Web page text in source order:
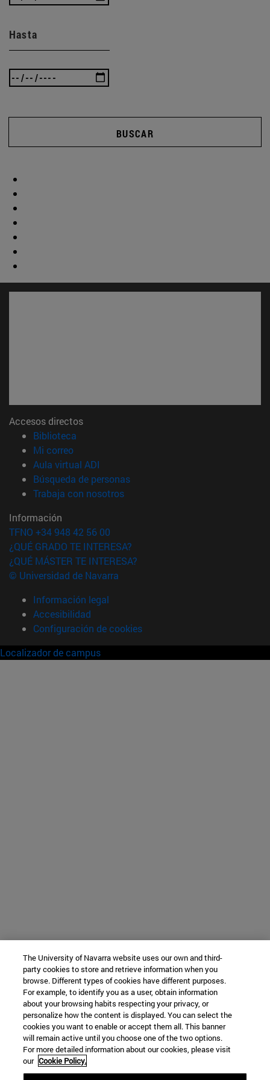
Hasta
BUSCAR
Accesos directos
Biblioteca
Mi correo(abre en nueva ventana)
Aula virtual ADI
Búsqueda de personas(abre en nueva ventana)
Trabaja con nosotros(abre en nueva ventana)
Información
TFNO +34 948 42 56 00
¿QUÉ GRADO TE INTERESA?
¿QUÉ MÁSTER TE INTERESA?
© Universidad de Navarra
Información legal
Accesibilidad
Configuración de cookies
Localizador de campus
The University of Navarra website uses our own and third-
party cookies to store and retrieve information when you
browse. Different types of cookies have different purposes.
For example, to identify you as a user, obtain information
about your browsing habits respecting your privacy, or
personalize how the content is displayed. You can select the
cookies you want to enable or accept them all. This banner
will remain active until you choose one of the two options.
For more detailed information about our cookies, please visit
our Cookie Policy.